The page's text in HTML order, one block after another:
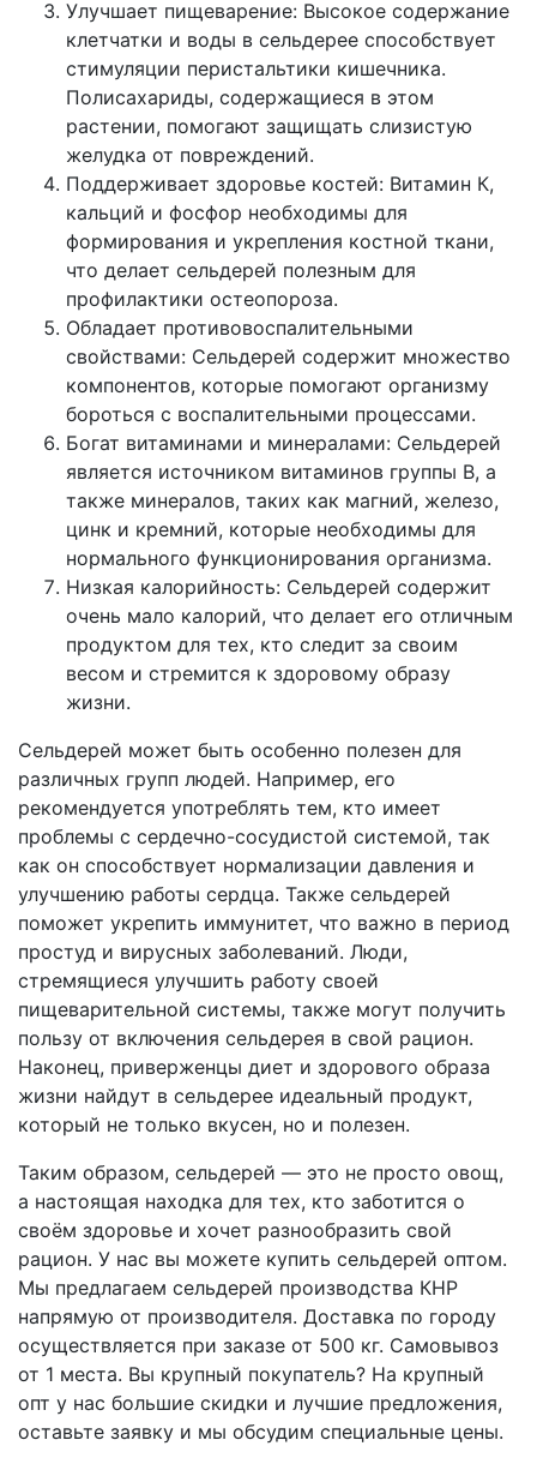
Улучшает пищеварение: Высокое содержание
клетчатки и воды в сельдерее способствует
стимуляции перистальтики кишечника.
Полисахариды, содержащиеся в этом
растении, помогают защищать слизистую
желудка от повреждений.
Поддерживает здоровье костей: Витамин К,
кальций и фосфор необходимы для
формирования и укрепления костной ткани,
что делает сельдерей полезным для
профилактики остеопороза.
Обладает противовоспалительными
свойствами: Сельдерей содержит множество
компонентов, которые помогают организму
бороться с воспалительными процессами.
Богат витаминами и минералами: Сельдерей
является источником витаминов группы B, а
также минералов, таких как магний, железо,
цинк и кремний, которые необходимы для
нормального функционирования организма.
Низкая калорийность: Сельдерей содержит
очень мало калорий, что делает его отличным
продуктом для тех, кто следит за своим
весом и стремится к здоровому образу
жизни.
Сельдерей может быть особенно полезен для
различных групп людей. Например, его
рекомендуется употреблять тем, кто имеет
проблемы с сердечно-сосудистой системой, так
как он способствует нормализации давления и
улучшению работы сердца. Также сельдерей
поможет укрепить иммунитет, что важно в период
простуд и вирусных заболеваний. Люди,
стремящиеся улучшить работу своей
пищеварительной системы, также могут получить
пользу от включения сельдерея в свой рацион.
Наконец, приверженцы диет и здорового образа
жизни найдут в сельдерее идеальный продукт,
который не только вкусен, но и полезен.
Таким образом, сельдерей — это не просто овощ,
а настоящая находка для тех, кто заботится о
своём здоровье и хочет разнообразить свой
рацион. У нас вы можете купить сельдерей оптом.
Мы предлагаем сельдерей производства КНР
напрямую от производителя. Доставка по городу
осуществляется при заказе от 500 кг. Самовывоз
от 1 места. Вы крупный покупатель? На крупный
опт у нас большие скидки и лучшие предложения,
оставьте заявку и мы обсудим специальные цены.